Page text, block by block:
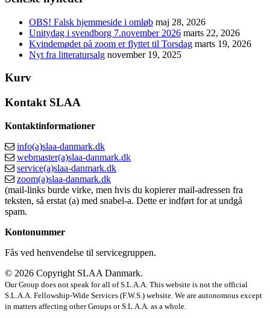
OBS! Falsk hjemmeside i omløb maj 28, 2026
Unitydag i svendborg 7.november 2026 marts 22, 2026
Kvindemødet på zoom er flyttet til Torsdag marts 19, 2026
Nyt fra litteratursalg november 19, 2025
Kurv
Kontakt SLAA
Kontaktinformationer
info(a)slaa-danmark.dk
webmaster(a)slaa-danmark.dk
service(a)slaa-danmark.dk
zoom(a)slaa-danmark.dk
(mail-links burde virke, men hvis du kopierer mail-adressen fra
teksten, så erstat (a) med snabel-a. Dette er indført for at undgå
spam.
Kontonummer
Fås ved henvendelse til servicegruppen.
© 2026 Copyright SLAA Danmark.
Our Group does not speak for all of S.L.A.A. This website is not the official
S.L.A.A. Fellowship-Wide Services (F.W.S.) website. We are autonomous except
in matters affecting other Groups or S.L.A.A. as a whole.